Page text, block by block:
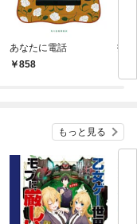
あなたに電話
858
指輪
もっと見る